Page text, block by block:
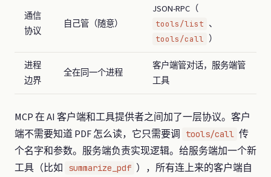
通信
协议
自己管（随意）
JSON-RPC（
tools/list 、
tools/call ）
进程
边界
全在同一个进程
客户端管对话，服务端管
工具
MCP 在 AI 客户端和工具提供者之间加了一层协议。客户
端不需要知道 PDF 怎么读，它只需要调
tools/call 传
个名字和参数。服务端负责实现逻辑。给服务端加一个新
工具（比如
summarize_pdf ），所有连上来的客户端自